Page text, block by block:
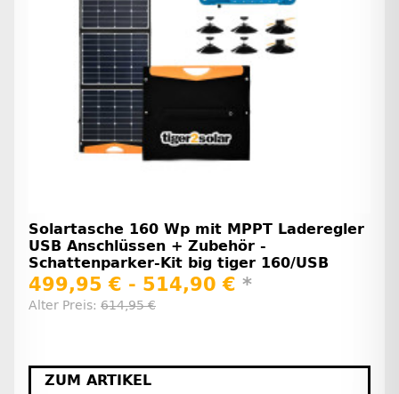
Solartasche 160 Wp mit MPPT Laderegler
USB Anschlüssen + Zubehör -
Schattenparker-Kit big tiger 160/USB
499,95 € - 514,90 € *
Alter Preis: 614,95 €
ZUM ARTIKEL